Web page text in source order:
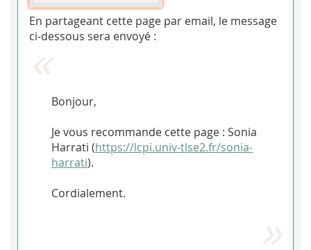
En partageant cette page par email, le message
ci-dessous sera envoyé :
Bonjour,
Je vous recommande cette page : Sonia
Harrati (https://lcpi.univ-tlse2.fr/sonia-
harrati).
Cordialement.